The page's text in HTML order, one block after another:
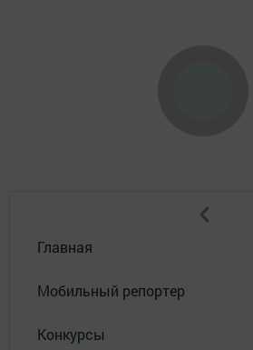
Главная
Мобильный репортер
Конкурсы